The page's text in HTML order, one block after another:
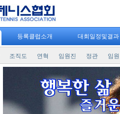
등록클럽소개 대회일정및결
조직도 연혁 임원진 정관 임